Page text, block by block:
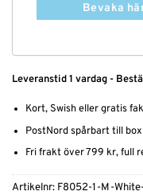
Bevaka
Leveranstid 1 vardag -
Kort, Swish eller gratis
PostNord spårbart till
Fri frakt över 799 kr, full
Artikelnr: F8052-1-M-